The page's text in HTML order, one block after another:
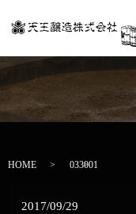
HOME 033001
2017/09/29